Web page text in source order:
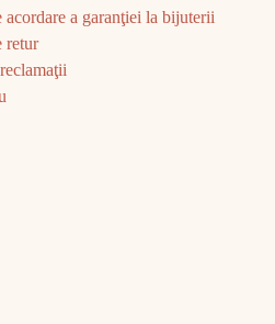
a garanţiei la bijuterii
retur